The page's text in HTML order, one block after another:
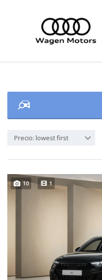
Precio: lowest first
10 1